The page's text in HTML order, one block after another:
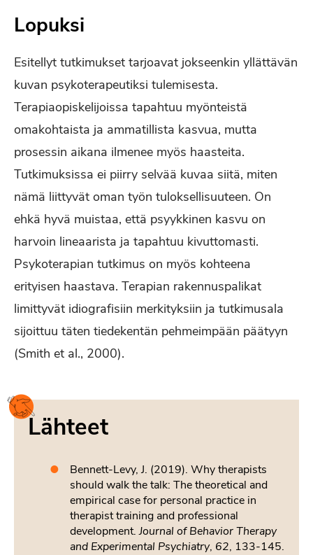
Lopuksi
Esitellyt tutkimukset tarjoavat jokseenkin yllättävän
kuvan psykoterapeutiksi tulemisesta.
Terapiaopiskelijoissa tapahtuu myönteistä
omakohtaista ja ammatillista kasvua, mutta
prosessin aikana ilmenee myös haasteita.
Tutkimuksissa ei piirry selvää kuvaa siitä, miten
nämä liittyvät oman työn tuloksellisuuteen. On
ehkä hyvä muistaa, että psyykkinen kasvu on
harvoin lineaarista ja tapahtuu kivuttomasti.
Psykoterapian tutkimus on myös kohteena
erityisen haastava. Terapian rakennuspalikat
limittyvät idiografisiin merkityksiin ja tutkimusala
sijoittuu täten tiedekentän pehmeimpään päätyyn
(Smith et al., 2000).
Lähteet
Bennett-Levy, J. (2019). Why therapists
should walk the talk: The theoretical and
empirical case for personal practice in
therapist training and professional
development.Journal of Behavior Therapy
and Experimental Psychiatry, 62, 133-145.